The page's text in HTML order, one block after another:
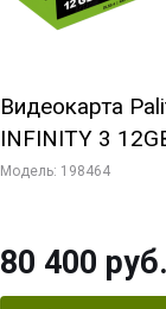
Видеокарта
INFINITY 3
3xDP HDMI
Модель: 198464
80 400 руб.